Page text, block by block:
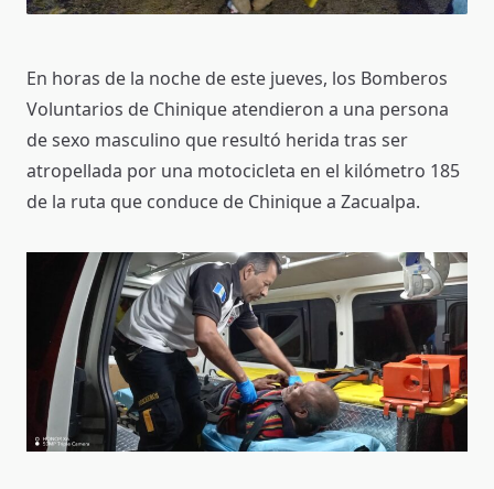
En horas de la noche de este jueves, los Bomberos
Voluntarios de Chinique atendieron a una persona
de sexo masculino que resultó herida tras ser
atropellada por una motocicleta en el kilómetro 185
de la ruta que conduce de Chinique a Zacualpa.